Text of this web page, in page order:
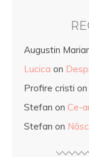
Augustin
Lucica on
Profire cristi on
Stefan on Ce-
Stefan on